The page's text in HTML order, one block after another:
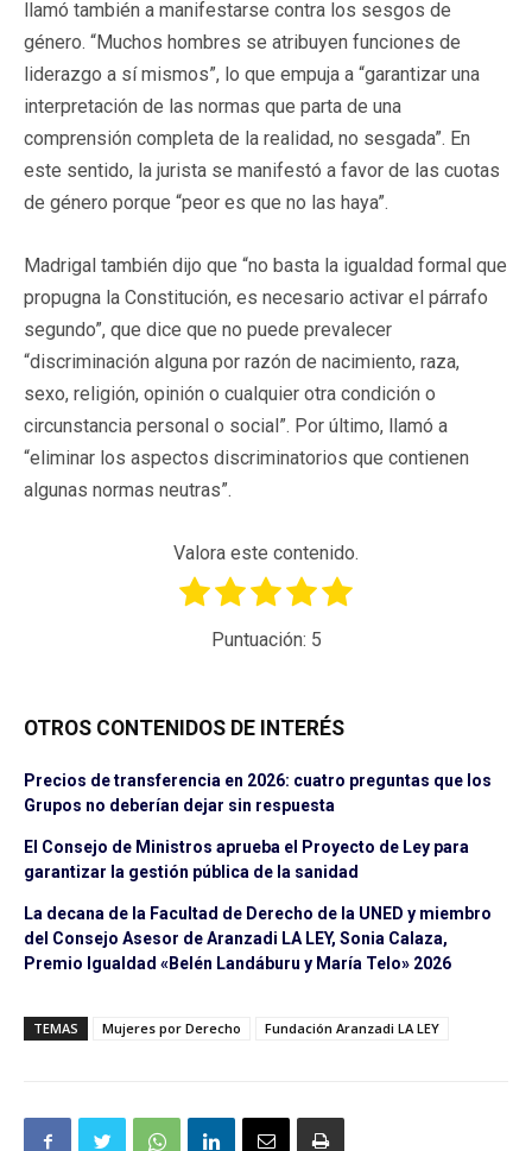
llamó también a manifestarse contra los sesgos de
género. “Muchos hombres se atribuyen funciones de
liderazgo a sí mismos”, lo que empuja a “garantizar una
interpretación de las normas que parta de una
comprensión completa de la realidad, no sesgada”. En
este sentido, la jurista se manifestó a favor de las cuotas
de género porque “peor es que no las haya”.
Madrigal también dijo que “no basta la igualdad formal que
propugna la Constitución, es necesario activar el párrafo
segundo”, que dice que no puede prevalecer
“discriminación alguna por razón de nacimiento, raza,
sexo, religión, opinión o cualquier otra condición o
circunstancia personal o social”. Por último, llamó a
“eliminar los aspectos discriminatorios que contienen
algunas normas neutras”.
Valora este contenido.
Puntuación: 5
OTROS CONTENIDOS DE INTERÉS
Precios de transferencia en 2026: cuatro preguntas que los
Grupos no deberían dejar sin respuesta
El Consejo de Ministros aprueba el Proyecto de Ley para
garantizar la gestión pública de la sanidad
La decana de la Facultad de Derecho de la UNED y miembro
del Consejo Asesor de Aranzadi LA LEY, Sonia Calaza,
Premio Igualdad «Belén Landáburu y María Telo» 2026
TEMAS Mujeres por Derecho Fundación Aranzadi LA LEY